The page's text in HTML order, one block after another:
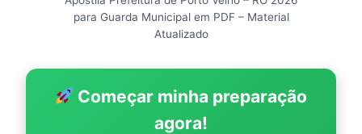
para Guarda Municipal em PDF – Material
Atualizado
Começar minha preparação
agora!